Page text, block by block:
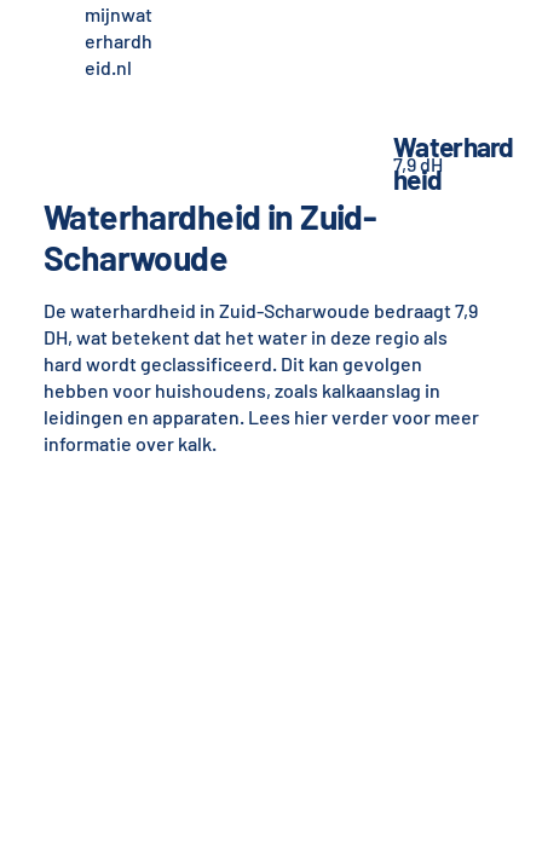
mijnwat
erhardh
eid.nl
Waterhardheid in Zuid-
Scharwoude
De waterhardheid in Zuid-Scharwoude bedraagt 7,9
DH, wat betekent dat het water in deze regio als
hard wordt geclassificeerd. Dit kan gevolgen
hebben voor huishoudens, zoals kalkaanslag in
leidingen en apparaten. Lees hier verder voor meer
informatie over kalk.
Waterhard
heid
7,9 dH